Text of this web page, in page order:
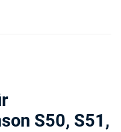
S50, S51,